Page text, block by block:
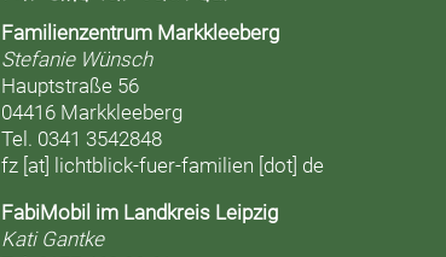
Familienzentrum Markkleeberg
Stefanie Wünsch
Hauptstraße 56
04416 Markkleeberg
Tel. 0341 3542848
fz [at] lichtblick-fuer-familien [dot] de
FabiMobil im Landkreis Leipzig
Kati Gantke